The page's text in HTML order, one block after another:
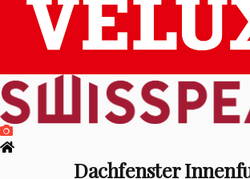
Dachfenster